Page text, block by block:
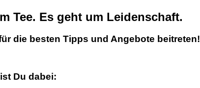
Tee. Es geht um Leidenschaft.
die besten Tipps und Angebote beitreten!
Du dabei: